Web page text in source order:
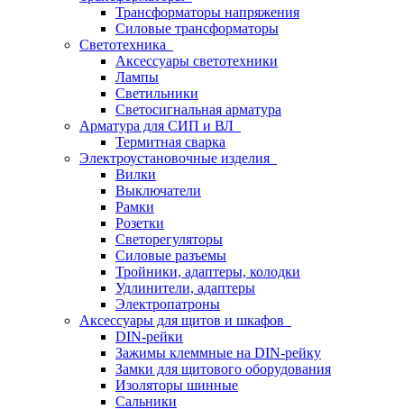
Трансформаторы напряжения
Силовые трансформаторы
Светотехника
Аксессуары светотехники
Лампы
Светильники
Светосигнальная арматура
Арматура для СИП и ВЛ
Термитная сварка
Электроустановочные изделия
Вилки
Выключатели
Рамки
Розетки
Светорегуляторы
Силовые разъемы
Тройники, адаптеры, колодки
Удлинители, адаптеры
Электропатроны
Аксессуары для щитов и шкафов
DIN-рейки
Зажимы клеммные на DIN-рейку
Замки для щитового оборудования
Изоляторы шинные
Сальники